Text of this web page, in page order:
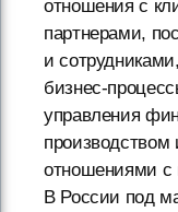
отношения с
партнерами,
и
бизнес-
управления
производством
отношениями с
В России под